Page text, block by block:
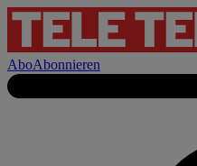
AboAbonnieren